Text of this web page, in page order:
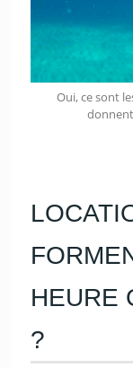
Oui, ce sont
donnent
HEURE
?